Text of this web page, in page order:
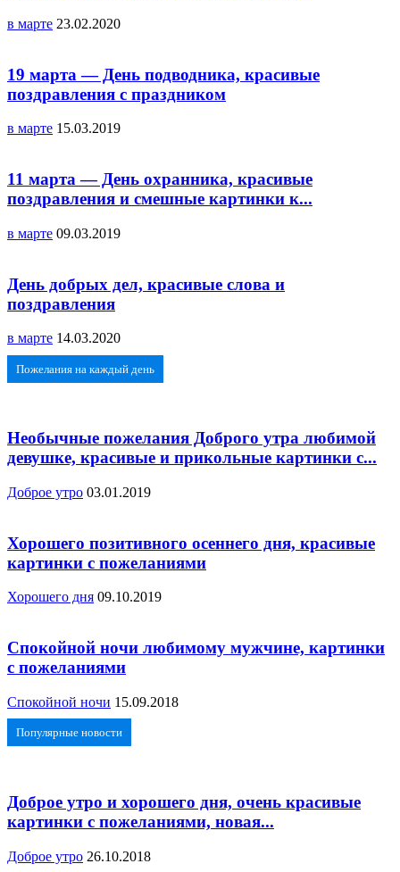
в марте 23.02.2020
19 марта — День подводника, красивые
поздравления с праздником
в марте 15.03.2019
11 марта — День охранника, красивые
поздравления и смешные картинки к...
в марте 09.03.2019
День добрых дел, красивые слова и
поздравления
в марте 14.03.2020
Пожелания на каждый день
Необычные пожелания Доброго утра любимой
девушке, красивые и прикольные картинки с...
Доброе утро 03.01.2019
Хорошего позитивного осеннего дня, красивые
картинки с пожеланиями
Хорошего дня 09.10.2019
Спокойной ночи любимому мужчине, картинки
с пожеланиями
Спокойной ночи 15.09.2018
Популярные новости
Доброе утро и хорошего дня, очень красивые
картинки с пожеланиями, новая...
Доброе утро 26.10.2018